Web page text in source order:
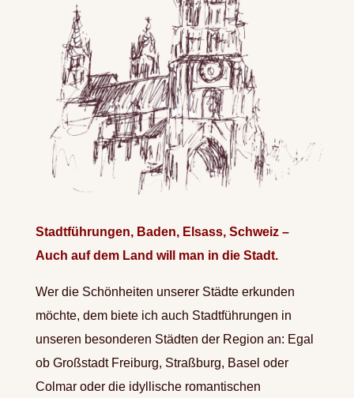
Stadtführungen, Baden, Elsass, Schweiz –
Auch auf dem Land will man in die Stadt.
Wer die Schönheiten unserer Städte erkunden
möchte, dem biete ich auch Stadtführungen in
unseren besonderen Städten der Region an: Egal
ob Großstadt Freiburg, Straßburg, Basel oder
Colmar oder die idyllische romantischen